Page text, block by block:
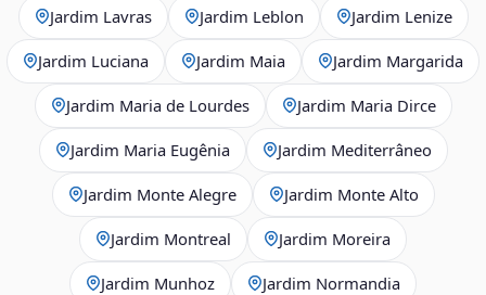
Jardim Lavras Jardim Leblon Jardim Lenize
Jardim Luciana Jardim Maia Jardim Margarida
Jardim Maria de Lourdes Jardim Maria Dirce
Jardim Maria Eugênia Jardim Mediterrâneo
Jardim Monte Alegre Jardim Monte Alto
Jardim Montreal Jardim Moreira
Jardim Munhoz Jardim Normandia